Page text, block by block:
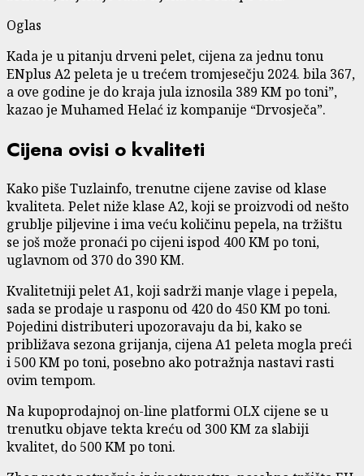
Oglas
Kada je u pitanju drveni pelet, cijena za jednu tonu
ENplus A2 peleta je u trećem tromjesečju 2024. bila 367,
a ove godine je do kraja jula iznosila 389 KM po toni”,
kazao je Muhamed Helać iz kompanije “Drvosječa”.
Cijena ovisi o kvaliteti
Kako piše Tuzlainfo, trenutne cijene zavise od klase
kvaliteta. Pelet niže klase A2, koji se proizvodi od nešto
grublje piljevine i ima veću količinu pepela, na tržištu
se još može pronaći po cijeni ispod 400 KM po toni,
uglavnom od 370 do 390 KM.
Kvalitetniji pelet A1, koji sadrži manje vlage i pepela,
sada se prodaje u rasponu od 420 do 450 KM po toni.
Pojedini distributeri upozoravaju da bi, kako se
približava sezona grijanja, cijena A1 peleta mogla preći
i 500 KM po toni, posebno ako potražnja nastavi rasti
ovim tempom.
Na kupoprodajnoj on-line platformi OLX cijene se u
trenutku objave tekta kreću od 300 KM za slabiji
kvalitet, do 500 KM po toni.